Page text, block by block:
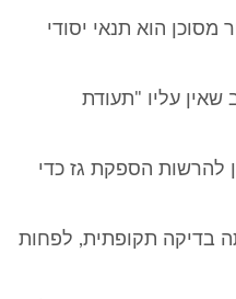
הוא תנאי יסודי
שאין עליו "תעודת
להרשות הספקת גז כדי
בדיקה תקופתית, לפחות